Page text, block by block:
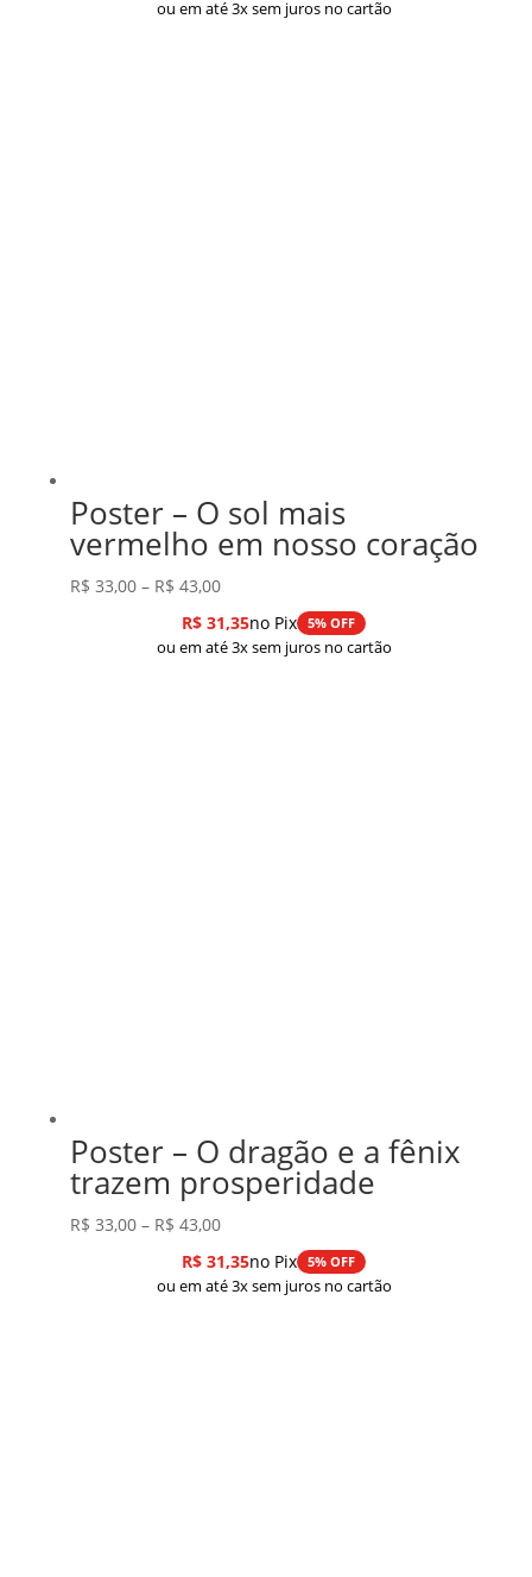
preço:
ou em até 3x sem juros no cartão
Poster – O sol mais
vermelho em nosso coração
R$ 33,00 – R$ 43,00Faixa
de
preço:
R$ 31,35no Pix 5% OFF
ou em até 3x sem juros no cartão
Poster – O dragão e a fênix
trazem prosperidade
R$ 33,00 – R$ 43,00Faixa
de
preço:
R$ 31,35no Pix 5% OFF
ou em até 3x sem juros no cartão